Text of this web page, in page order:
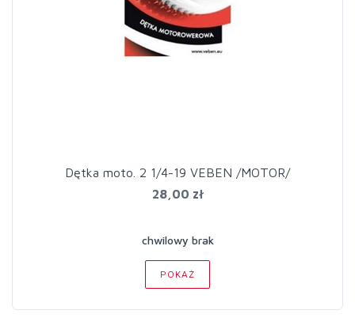
Dętka moto. 2 1/4-19 VEBEN /MOTOR/
28,00 zł
chwilowy brak
POKAŻ